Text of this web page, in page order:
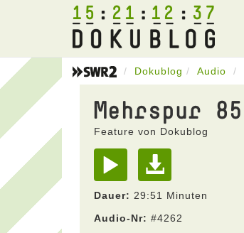
15 21 12 37
Dokublog Audio
Mehrspur 85
Feature von Dokublog
Dauer: 29:51 Minuten
Audio-Nr: #4262